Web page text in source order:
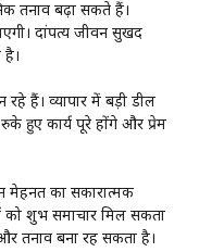
तनाव बढ़ा सकते हैं।
दांपत्य जीवन सुखद
हैं। व्यापार में बड़ी डील
हुए कार्य पूरे होंगे और प्रेम
मेहनत का सकारात्मक
को शुभ समाचार मिल सकता
तनाव बना रह सकता है।